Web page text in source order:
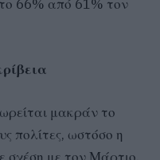
66% από 61% τον
μακράν το
πολίτες, ωστόσο η